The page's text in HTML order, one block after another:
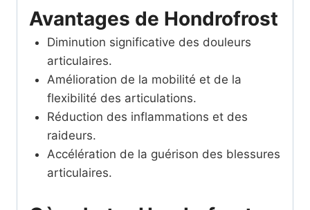
Avantages de Hondrofrost
Diminution significative des douleurs
articulaires.
Amélioration de la mobilité et de la
flexibilité des articulations.
Réduction des inflammations et des
raideurs.
Accélération de la guérison des blessures
articulaires.